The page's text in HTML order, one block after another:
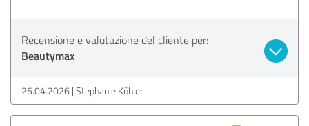
Recensione e valutazione del cliente per:
Beautymax
26.04.2026 Stephanie Köhler